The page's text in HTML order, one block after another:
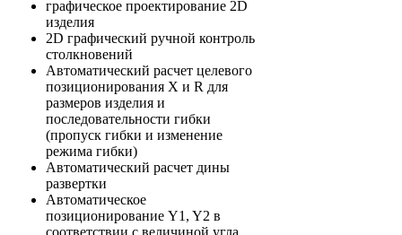
графическое проектирование 2D
изделия
2D графический ручной контроль
столкновений
Автоматический расчет целевого
позиционирования Х и R для
размеров изделия и
последовательности гибки
(пропуск гибки и изменение
режима гибки)
Автоматический расчет дины
развертки
Автоматическое
позиционирование Y1, Y2 в